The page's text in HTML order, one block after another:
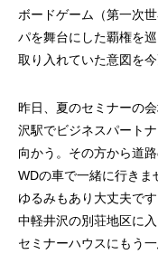
ボードゲーム（第一次
パを舞台にした覇権を
取り入れていた意図を
昨日、夏のセミナーの
沢駅でビジネスパート
向かう。その方から道
WDの車で一緒に行き
ゆるみもあり大丈夫で
中軽井沢の別荘地区に
セミナーハウスにもう